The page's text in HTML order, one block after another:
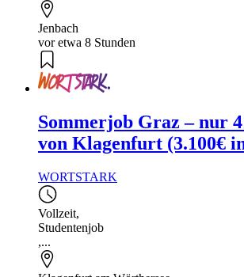
Jenbach
vor etwa 8 Stunden
Sommerjob Graz – nur
von Klagenfurt (3.100€
WORTSTARK
Vollzeit,
Studentenjob
,...